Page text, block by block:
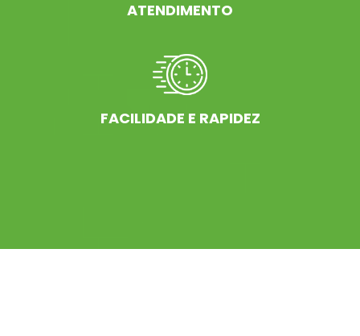
ATENDIMENTO
FACILIDADE E RAPIDEZ